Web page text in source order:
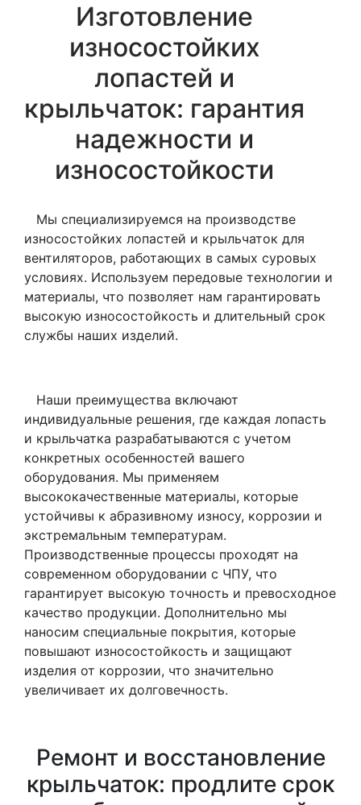
Изготовление
износостойких
лопастей и
крыльчаток: гарантия
надежности и
износостойкости
Мы специализируемся на производстве
износостойких лопастей и крыльчаток для
вентиляторов, работающих в самых суровых
условиях. Используем передовые технологии и
материалы, что позволяет нам гарантировать
высокую износостойкость и длительный срок
службы наших изделий.
Наши преимущества включают
индивидуальные решения, где каждая лопасть
и крыльчатка разрабатываются с учетом
конкретных особенностей вашего
оборудования. Мы применяем
высококачественные материалы, которые
устойчивы к абразивному износу, коррозии и
экстремальным температурам.
Производственные процессы проходят на
современном оборудовании с ЧПУ, что
гарантирует высокую точность и превосходное
качество продукции. Дополнительно мы
наносим специальные покрытия, которые
повышают износостойкость и защищают
изделия от коррозии, что значительно
увеличивает их долговечность.
Ремонт и восстановление
крыльчаток: продлите срок